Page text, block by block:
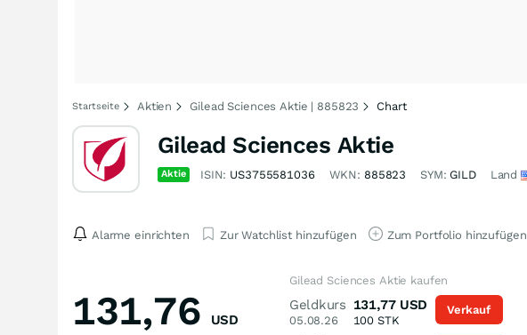
Startseite Aktien Gilead Sciences Aktie | 885823 Chart
Gilead Sciences Aktie
Aktie ISIN: US3755581036 WKN: 885823 SYM: GILD Land
Alarme einrichten Zur Watchlist hinzufügen Zum Portfolio hinzufügen
131,76 USD
Gilead Sciences Aktie kaufen
Geldkurs
05.08.26
131,77 USD
100 STK
Verkauf